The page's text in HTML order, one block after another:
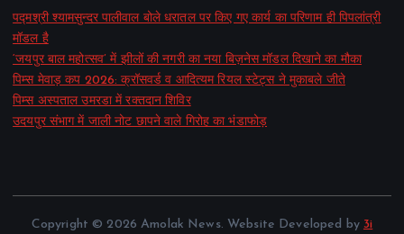
पद्मश्री श्यामसुन्दर पालीवाल बोले धरातल पर किए गए कार्य का परिणाम ही पिपलांत्री
मॉडल है
‘जयपुर बाल महोत्सव’ में झीलों की नगरी का नया बिज़नेस मॉडल दिखाने का मौका
पिम्स मेवाड़ कप 2026: क्रॉसवर्ड व आदित्यम रियल स्टेट्स ने मुकाबले जीते
पिम्स अस्पताल उमरडा में रक्तदान शिविर
उदयपुर संभाग में जाली नोट छापने वाले गिरोह का भंडाफोड़
Copyright © 2026 Amolak News. Website Developed by 3i